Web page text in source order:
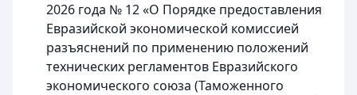
2026 года № 12 «О Порядке предоставления
Евразийской экономической комиссией
разъяснений по применению положений
технических регламентов Евразийского
экономического союза (Таможенного